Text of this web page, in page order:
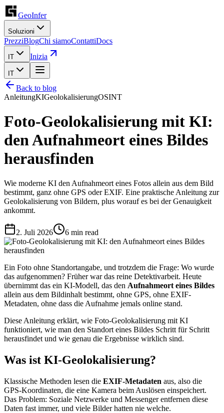
GeoInfer
Soluzioni
PrezziBlogChi siamoContattiDocs
IT Inizia
IT
Back to blog
AnleitungKIGeolokalisierungOSINT
Foto-Geolokalisierung mit KI:
den Aufnahmeort eines Bildes
herausfinden
Wie moderne KI den Aufnahmeort eines Fotos allein aus dem Bild
bestimmt, ganz ohne GPS oder EXIF. Eine praktische Anleitung zur
Geolokalisierung von Bildern, plus worauf es bei der Genauigkeit
ankommt.
2. Juli 2026 6 min read
Ein Foto ohne Standortangabe, und trotzdem die Frage: Wo wurde
das aufgenommen? Früher war das reine Detektivarbeit. Heute
übernimmt das ein KI-Modell, das den Aufnahmeort eines Bildes
allein aus dem Bildinhalt bestimmt, ohne GPS, ohne EXIF-
Metadaten, ohne dass die Aufnahme jemals online stand.
Diese Anleitung erklärt, wie Foto-Geolokalisierung mit KI
funktioniert, wie man den Standort eines Bildes Schritt für Schritt
herausfindet und wie genau die Ergebnisse wirklich sind.
Was ist KI-Geolokalisierung?
Klassische Methoden lesen die EXIF-Metadaten aus, also die
GPS-Koordinaten, die eine Kamera beim Auslösen einspeichert.
Das Problem: Soziale Netzwerke und Messenger entfernen diese
Daten fast immer, und viele Bilder hatten nie welche.